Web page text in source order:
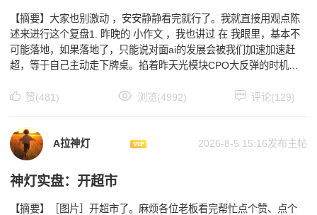
【摘要】大家也别激动 ，安安静静看完就行了。我就直接用观点陈
述来进行这个复盘1. 昨晚的 小作文 ，我也讲过 在 我眼里，基本不
可能落地，如果落地了，只能说对面ai的发展会被我们加速加速赶
超，等于自己主动走下牌桌。掐着昨天光模块CPO大反弹的时机，
赞(481)
浏览(4992) 评论(129)
A拉神灯 2026-8-5 15:16发布主帖
神灯实盘：开超市
【摘要】［图片］开超市了。麻烦各位老板看完帮忙点个赞、点个